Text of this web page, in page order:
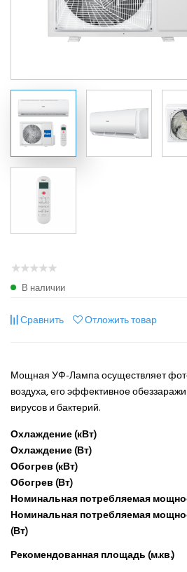
В наличии
Сравнить Отложить товар
Мощная УФ-Лампа осуществляет
воздуха, его эффективное
вирусов и бактерий.
Охлаждение (кВт)
Охлаждение (Вт)
Обогрев (кВт)
Обогрев (Вт)
Номинальная потребляемая
Номинальная потребляемая
(Вт)
Рекомендованная площадь (м.кв.)